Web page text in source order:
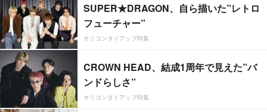
SUPER★DRAGON、自ら描いた”レトロ
フューチャー”
オリコンタイアップ特集
CROWN HEAD、結成1周年で見えた”バ
ンドらしさ”
オリコンタイアップ特集